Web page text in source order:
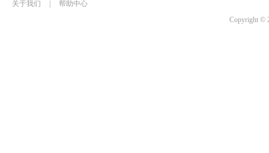
关于我们
帮助中心
Copyright ©